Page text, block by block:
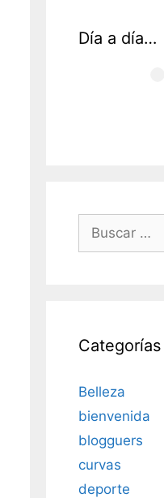
Día a día…
Buscar:
Categorías
Belleza
bienvenida
blogguers
curvas
deporte